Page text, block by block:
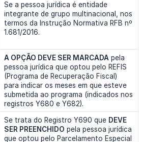
Se a pessoa jurídica é entidade
integrante de grupo multinacional, nos
termos da Instrução Normativa RFB nº
1.681/2016.
A OPÇÃO DEVE SER MARCADA pela
pessoa jurídica que optou pelo REFIS
(Programa de Recuperação Fiscal)
para indicar os meses em que esteve
submetida ao programa (indicados nos
registros Y680 e Y682).
Se trata do Registro Y690 que DEVE
SER PREENCHIDO pela pessoa jurídica
que optou pelo Parcelamento Especial